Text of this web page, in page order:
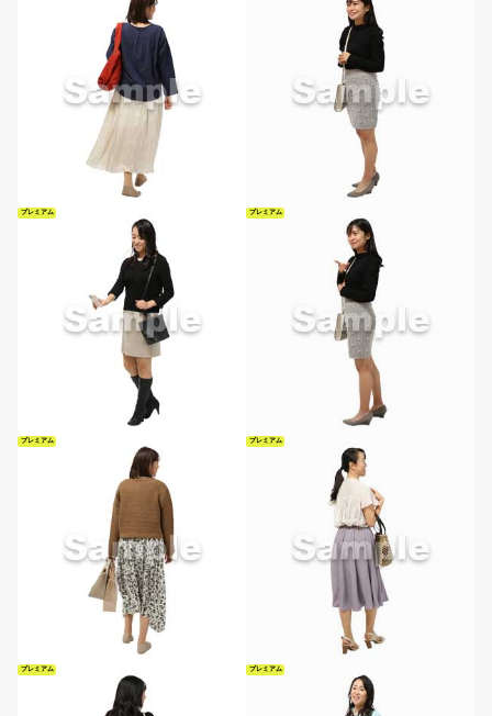
プレミアム プレミアム
プレミアム プレミアム
プレミアム プレミアム